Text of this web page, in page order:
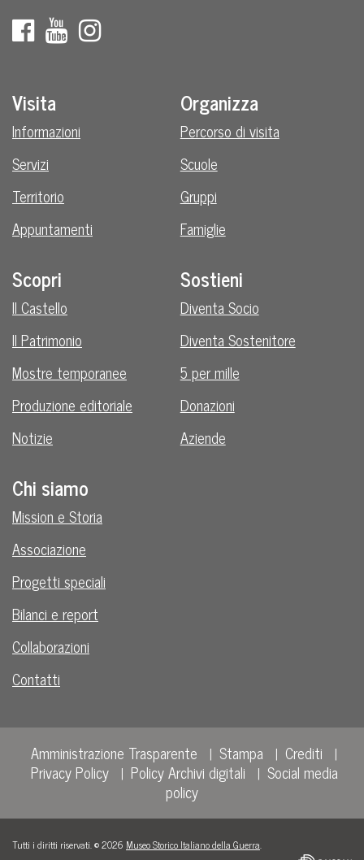
Visita
Informazioni
Servizi
Territorio
Appuntamenti
Organizza
Percorso di visita
Scuole
Gruppi
Famiglie
Scopri
Il Castello
Il Patrimonio
Mostre temporanee
Produzione editoriale
Notizie
Sostieni
Diventa Socio
Diventa Sostenitore
5 per mille
Donazioni
Aziende
Chi siamo
Mission e Storia
Associazione
Progetti speciali
Bilanci e report
Collaborazioni
Contatti
Amministrazione Trasparente Stampa
Crediti
Privacy Policy
Policy Archivi digitali
Social media
policy
Tutti i diritti riservati. © 2026 Museo Storico Italiano della Guerra.